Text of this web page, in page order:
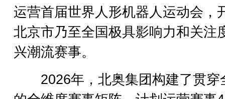
运营首届世界人形机器人运动会，
北京市乃至全国极具影响力和关注
兴潮流赛事。
2026年，北奥集团构建了贯穿